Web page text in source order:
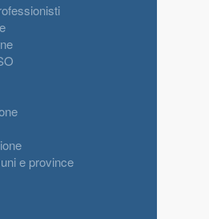
e province